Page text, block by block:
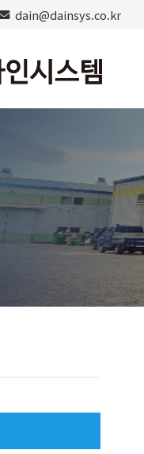
dain@dainsys.co.kr